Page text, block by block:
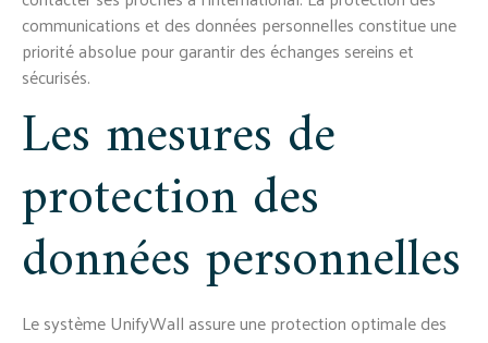
communications et des données personnelles constitue une
priorité absolue pour garantir des échanges sereins et
sécurisés.
Les mesures de
protection des
données personnelles
Le système UnifyWall assure une protection optimale des